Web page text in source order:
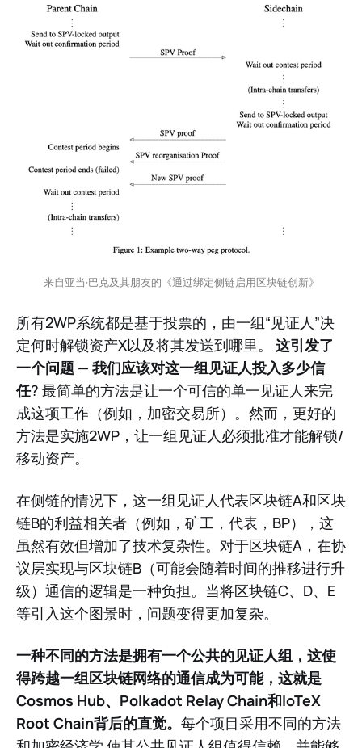
来自亚当·巴克及其朋友的《通过绑定侧链启用区块链创新》
所有2WP系统都是基于投票的，由一组“见证人”决
定何时解锁资产X以及将其发送到哪里。 这引发了
一个问题 — 我们应该对这一组见证人投入多少信
任? 最简单的方法是让一个可信的单一见证人来完
成这项工作（例如，加密交易所）。然而，更好的
方法是实施2WP，让一组见证人必须批准才能解锁/
移动资产。
在侧链的情况下，这一组见证人代表区块链A和区块
链B的利益相关者（例如，矿工，代表，BP），这
虽然有效但增加了技术复杂性。对于区块链A，在协
议层实现与区块链B（可能会随着时间的推移进行升
级）通信的逻辑是一种负担。当将区块链C、D、E
等引入这个图景时，问题变得更加复杂。
一种不同的方法是拥有一个公共的见证人组，这使
得跨越一组区块链网络的通信成为可能，这就是
Cosmos Hub、Polkadot Relay Chain和IoTeX
Root Chain背后的直觉。 每个项目采用不同的方法